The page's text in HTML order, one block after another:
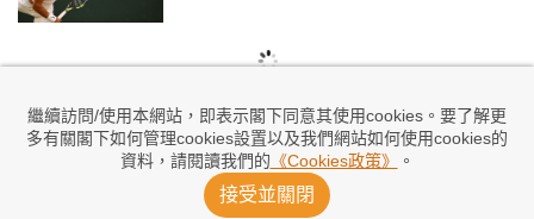
繼續訪問/使用本網站，即表示閣下同意其使用cookies。要了解更
多有關閣下如何管理cookies設置以及我們網站如何使用cookies的
資料，請閱讀我們的 《Cookies政策》 。
接受並關閉